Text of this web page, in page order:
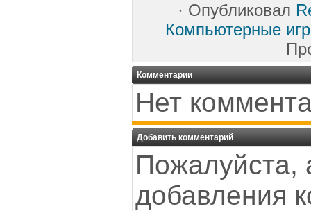
· Опубликовал
Компьютерные
Комментарии
Нет
Добавить комментарий
Пожалуйста,
добавления